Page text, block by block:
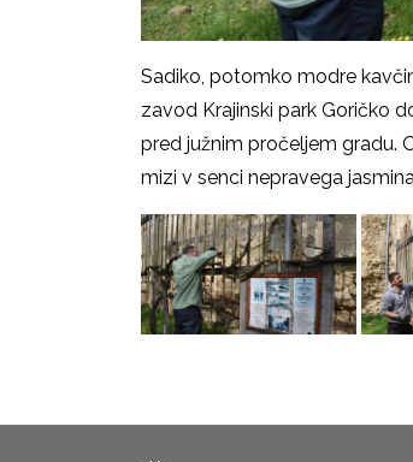
Sadiko, potomko modre
zavod Krajinski park Goričko
pred južnim pročeljem gradu.
mizi v senci nepravega